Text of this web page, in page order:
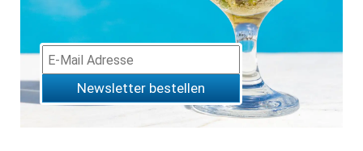
Newsletter bestellen